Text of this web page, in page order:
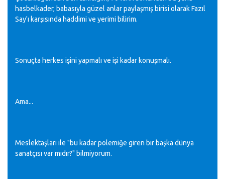
hasbelkader, babasıyla güzel anlar paylaşmış birisi olarak Fazıl
Say'ı karşısında haddimi ve yerimi bilirim.
Sonuçta herkes işini yapmalı ve işi kadar konuşmalı.
Ama...
Meslektaşları ile "bu kadar polemiğe giren bir başka dünya
sanatçısı var mıdır?" bilmiyorum.